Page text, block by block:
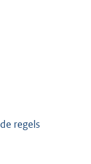
regels